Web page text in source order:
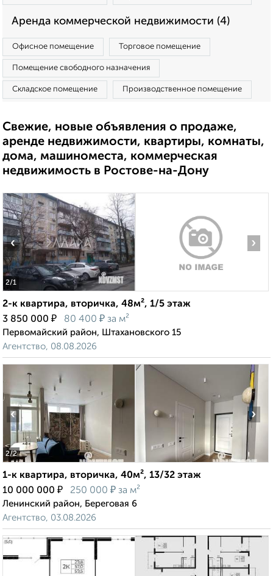
Аренда коммерческой недвижимости (4)
Офисное помещение Торговое помещение
Помещение свободного назначения
Складское помещение Производственное помещение
Свежие, новые объявления о продаже,
аренде недвижимости, квартиры, комнаты,
дома, машиноместа, коммерческая
недвижимость в Ростове-на-Дону
2/1
‹ ›
2-к квартира, вторичка, 48м², 1/5 этаж
3 850 000 ₽ 80 400 ₽ за м²
Первомайский район, Штахановского 15
Агентство, 08.08.2026
2/2
‹ ›
1-к квартира, вторичка, 40м², 13/32 этаж
10 000 000 ₽ 250 000 ₽ за м²
Ленинский район, Береговая 6
Агентство, 03.08.2026